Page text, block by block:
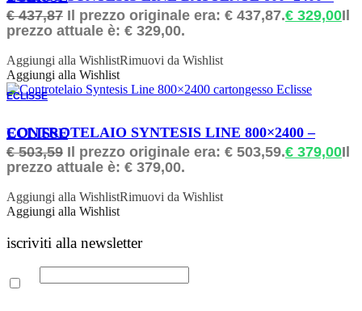
€437,87 Il prezzo originale era: € 437,87.€ 329,00Il
prezzo attuale è: € 329,00.
Aggiungi alla WishlistRimuovi da Wishlist
Aggiungi alla Wishlist
ECLISSE
ORDINABILE
CONTROTELAIO SYNTESIS LINE 800×2400 – ECLISSE
€503,59 Il prezzo originale era: € 503,59.€ 379,00Il
prezzo attuale è: € 379,00.
Aggiungi alla WishlistRimuovi da Wishlist
Aggiungi alla Wishlist
iscriviti alla newsletter
Email